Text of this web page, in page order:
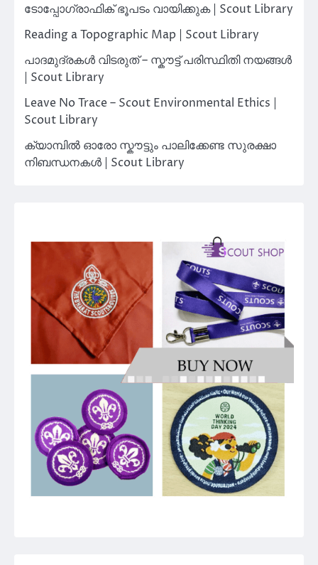
ടോപ്പോഗ്രാഫിക് ഭൂപടം വായിക്കുക | Scout Library
Reading a Topographic Map | Scout Library
പാദമുദ്രകൾ വിടരുത് – സ്കൗട്ട് പരിസ്ഥിതി നയങ്ങൾ
| Scout Library
Leave No Trace – Scout Environmental Ethics |
Scout Library
ക്യാമ്പിൽ ഓരോ സ്കൗട്ടും പാലിക്കേണ്ട സുരക്ഷാ
നിബന്ധനകൾ | Scout Library